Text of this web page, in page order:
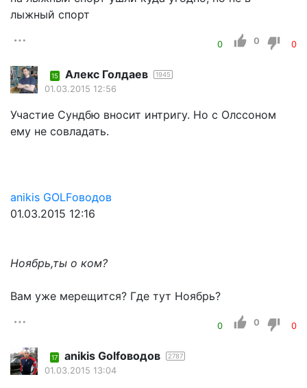
лыжный спорт
0 0 0
15 Алекс Голдаев 1945
01.03.2015 12:56
Участие Сундбю вносит интригу. Но с Олссоном
ему не совладать.
anikis GOLFоводов
01.03.2015 12:16
Ноябрь,ты о ком?
Вам уже мерещится? Где тут Ноябрь?
0 0 0
17 anikis Golfоводов 2787
01.03.2015 13:04